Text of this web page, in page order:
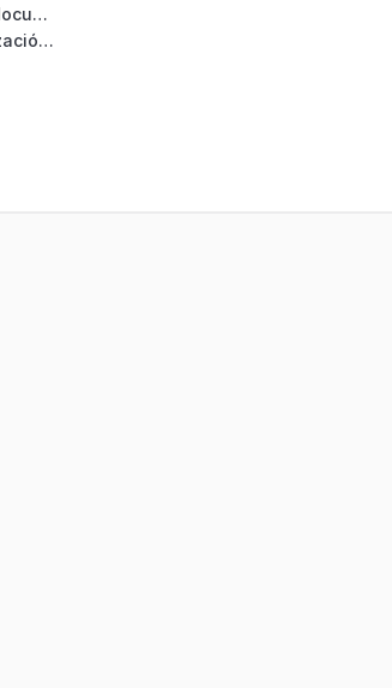
06: Proyecto 02: Digitalización documento RAC con HTML y CSS
07: Proyecto 03: APP de Digitalización avanzada HTML y CSS